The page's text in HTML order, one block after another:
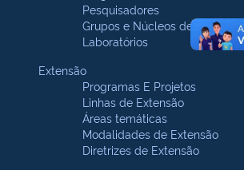
Pesquisadores
Grupos e Núcleos de pesquisa
Laboratórios
Extensão
Programas E Projetos
Linhas de Extensão
Áreas temáticas
Modalidades de Extensão
Diretrizes de Extensão